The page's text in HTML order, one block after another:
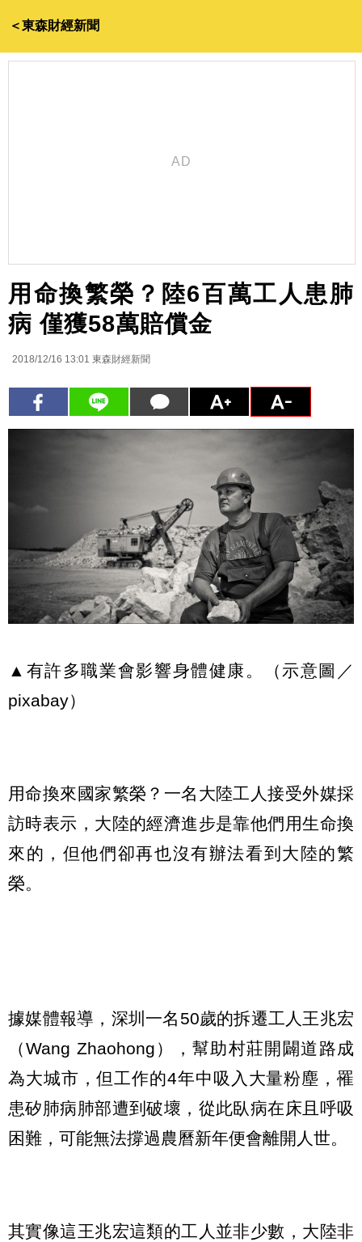
＜東森財經新聞
用命換繁榮？陸6百萬工人患肺
病 僅獲58萬賠償金
2018/12/16 13:01 東森財經新聞
▲有許多職業會影響身體健康。（示意圖／
pixabay）
用命換來國家繁榮？一名大陸工人接受外媒採
訪時表示，大陸的經濟進步是靠他們用生命換
來的，但他們卻再也沒有辦法看到大陸的繁
榮。
據媒體報導，深圳一名50歲的拆遷工人王兆宏
（Wang Zhaohong），幫助村莊開闢道路成
為大城市，但工作的4年中吸入大量粉塵，罹
患矽肺病肺部遭到破壞，從此臥病在床且呼吸
困難，可能無法撐過農曆新年便會離開人世。
其實像這王兆宏這類的工人並非少數，大陸非